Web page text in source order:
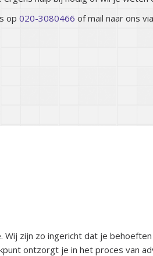
op020-3080466 of mail naar ons
zijn zo ingericht dat je
ontzorgt je in het proces van